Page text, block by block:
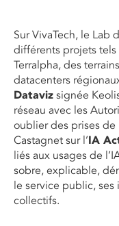
Sur VivaTech, le Lab
différents projets tels
Terralpha, des
datacenters
Dataviz signée
réseau avec les
oublier des prises
Castagnet sur l’IA
liés aux usages de
sobre, explicable,
le service public, ses
collectifs.